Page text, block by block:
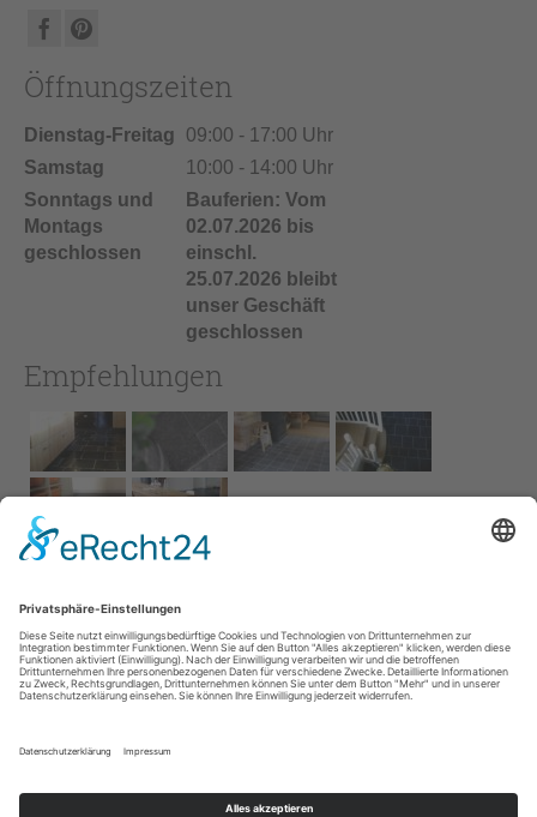
Öffnungszeiten
Dienstag-Freitag
09:00 - 17:00 Uhr
Samstag
10:00 - 14:00 Uhr
Sonntags und
Montags
geschlossen
Bauferien: Vom
02.07.2026 bis
einschl.
25.07.2026 bleibt
unser Geschäft
geschlossen
Empfehlungen
Impressum
AGB
Service